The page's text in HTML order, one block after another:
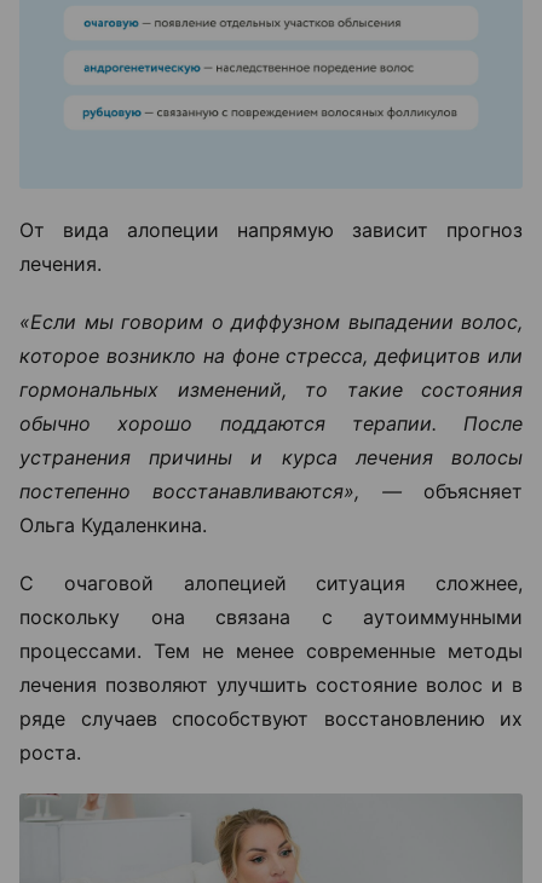
От вида алопеции напрямую зависит прогноз
лечения.
«Если мы говорим о диффузном выпадении волос,
которое возникло на фоне стресса, дефицитов или
гормональных изменений, то такие состояния
обычно хорошо поддаются терапии. После
устранения причины и курса лечения волосы
постепенно восстанавливаются», —объясняет
Ольга Кудаленкина.
С очаговой алопецией ситуация сложнее,
поскольку она связана с аутоиммунными
процессами. Тем не менее современные методы
лечения позволяют улучшить состояние волос и в
ряде случаев способствуют восстановлению их
роста.